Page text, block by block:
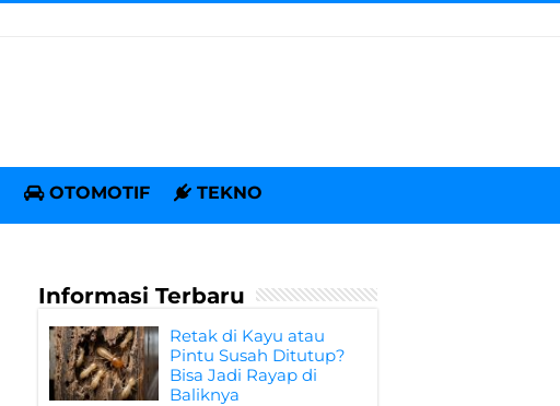
OTOMOTIF TEKNO
Informasi Terbaru
Retak di Kayu atau
Pintu Susah Ditutup?
Bisa Jadi Rayap di
Baliknya